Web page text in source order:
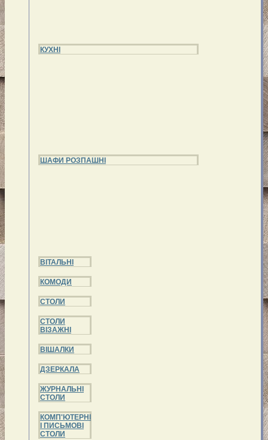
КУХНІ
ШАФИ РОЗПАШНІ
ВІТАЛЬНІ
КОМОДИ
СТОЛИ
СТОЛИ
ВІЗАЖНІ
ВІШАЛКИ
ДЗЕРКАЛА
ЖУРНАЛЬНІ
СТОЛИ
КОМП'ЮТЕРНІ
І ПИСЬМОВІ
СТОЛИ